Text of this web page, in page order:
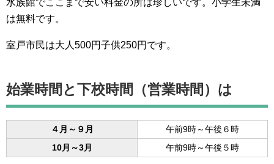
は無料です。
室戸市民は大人500円子供250円です。
始業時間と下校時間（営業時間）は
４月～９月
午前9時～午後６時
10月～3月
午前9時～午後５時